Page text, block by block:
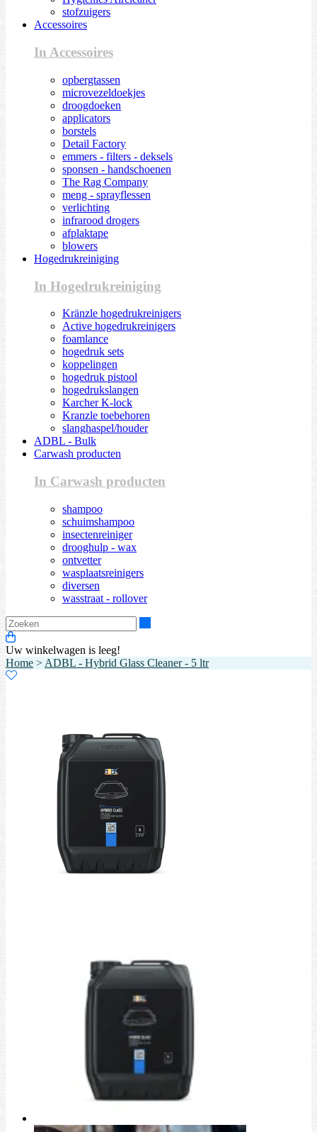
stofzuigers
Accessoires
In Accessoires
opbergtassen
microvezeldoekjes
droogdoeken
applicators
borstels
Detail Factory
emmers - filters - deksels
sponsen - handschoenen
The Rag Company
meng - sprayflessen
verlichting
infrarood drogers
afplaktape
blowers
Hogedrukreiniging
In Hogedrukreiniging
Kränzle hogedrukreinigers
Active hogedrukreinigers
foamlance
hogedruk sets
koppelingen
hogedruk pistool
hogedrukslangen
Karcher K-lock
Kranzle toebehoren
slanghaspel/houder
ADBL - Bulk
Carwash producten
In Carwash producten
shampoo
schuimshampoo
insectenreiniger
drooghulp - wax
ontvetter
wasplaatsreinigers
diversen
wasstraat - rollover
Uw winkelwagen is leeg!
Home > ADBL - Hybrid Glass Cleaner - 5 ltr